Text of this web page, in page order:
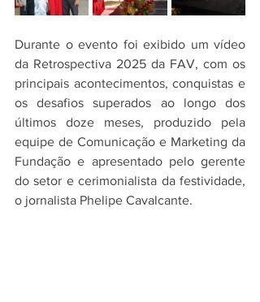
Durante o evento foi exibido um vídeo
da Retrospectiva 2025 da FAV, com os
principais acontecimentos, conquistas e
os desafios superados ao longo dos
últimos doze meses, produzido pela
equipe de Comunicação e Marketing da
Fundação e apresentado pelo gerente
do setor e cerimonialista da festividade,
o jornalista Phelipe Cavalcante.